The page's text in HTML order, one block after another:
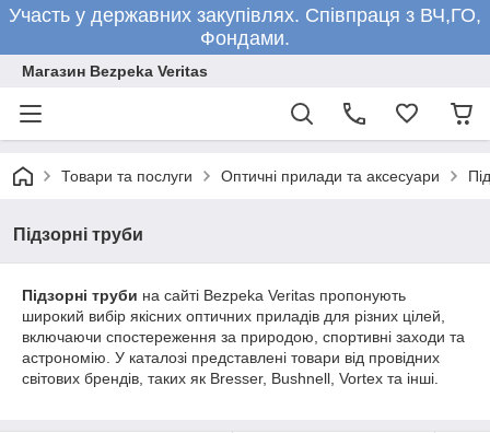
Участь у державних закупівлях. Співпраця з ВЧ,ГО,
Фондами.
Магазин Bezpeka Veritas
Товари та послуги Оптичні прилади та аксесуари
Підзорні труби
Підзорні труби на сайті Bezpeka Veritas пропонують
широкий вибір якісних оптичних приладів для різних цілей,
включаючи спостереження за природою, спортивні заходи та
астрономію. У каталозі представлені товари від провідних
світових брендів, таких як Bresser, Bushnell, Vortex та інші.